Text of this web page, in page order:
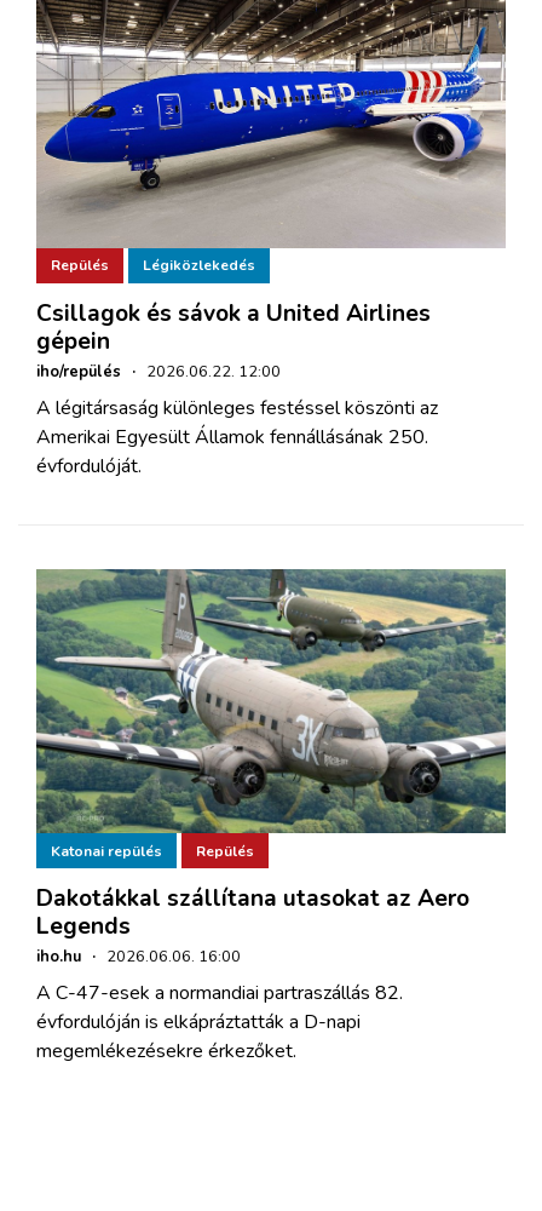
Repülés Légiközlekedés
Csillagok és sávok a United Airlines
gépein
iho/repülés · 2026.06.22. 12:00
A légitársaság különleges festéssel köszönti az
Amerikai Egyesült Államok fennállásának 250.
évfordulóját.
Katonai repülés Repülés
Dakotákkal szállítana utasokat az Aero
Legends
iho.hu · 2026.06.06. 16:00
A C-47-esek a normandiai partraszállás 82.
évfordulóján is elkápráztatták a D-napi
megemlékezésekre érkezőket.